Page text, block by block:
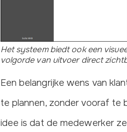
Het systeem biedt ook een
volgorde van uitvoer direct
Een belangrijke wens van
te plannen, zonder vooraf te
idee is dat de medewerker